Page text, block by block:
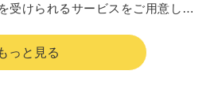
受けられるサービスをご用意して